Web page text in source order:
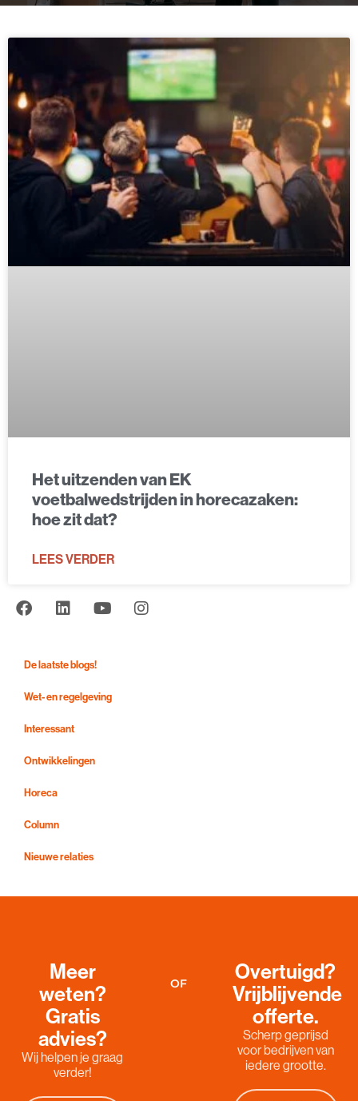
Het uitzenden van EK
voetbalwedstrijden in horecazaken:
hoe zit dat?
LEES VERDER
De laatste blogs!
Wet- en regelgeving
Interessant
Ontwikkelingen
Horeca
Column
Nieuwe relaties
Meer
weten?
Gratis
advies?
Wij helpen je graag
verder!
OF
Overtuigd?
Vrijblijvende
offerte.
Scherp geprijsd
voor bedrijven van
iedere grootte.